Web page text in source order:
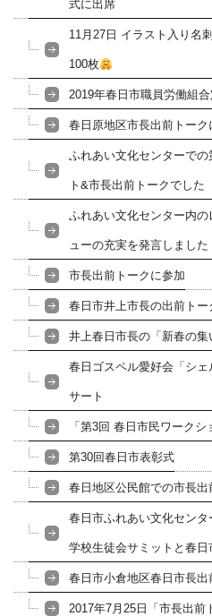
式に出席
11月27日 イラスト入り名
100枚
2019年春日市職員労働組
春日原地区市長出前トーク
ふれあい文化センターで
ト&市長出前トークでした
ふれあい文化センター内
ューの充実を発言しました
市長出前トークに参加
春日市井上市長の出前トー
井上春日市長の「新春の集
春日ゴスペル愛好会「シ
サート
「第3回 春日市民ワークシ
第30回春日市表彰式
春日地区公民館での市長
春日市ふれあい文化セン
学校生徒会サミットと春日
春日市小倉地区春日市長出
2017年7月25日「市長出前